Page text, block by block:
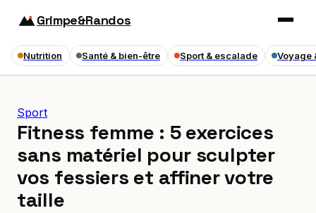
Grimpe&Randos
Nutrition Santé & bien-être Sport & escalade Voyage
Sport
Fitness femme : 5 exercices
sans matériel pour sculpter
vos fessiers et affiner votre
taille